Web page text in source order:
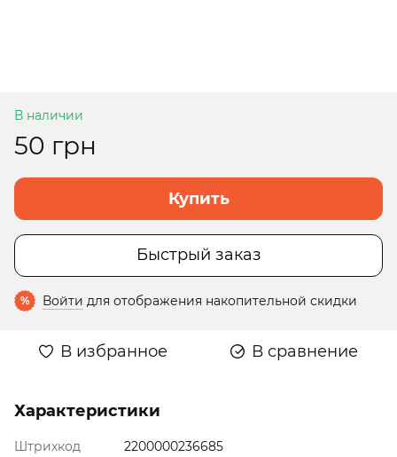
В наличии
50 грн
Купить
Быстрый заказ
% Войти для отображения накопительной скидки
В избранное В сравнение
Характеристики
Штрихкод
2200000236685